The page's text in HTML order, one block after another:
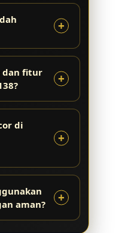
dan fitur
di
aman?